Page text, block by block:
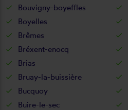
Bouvigny-boyeffles
Boyelles
Brêmes
Bréxent-enocq
Brias
Bruay-la-buissière
Bucquoy
Buire-le-sec